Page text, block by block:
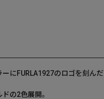
にFURLA1927のロゴを刻ん
の2色展開。